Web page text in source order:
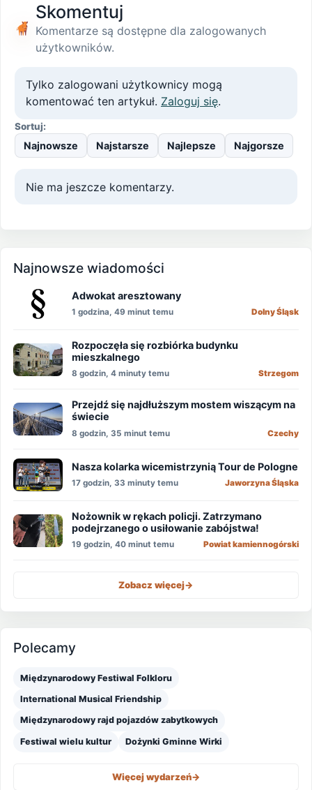
Skomentuj
Komentarze są dostępne dla zalogowanych
użytkowników.
Tylko zalogowani użytkownicy mogą
komentować ten artykuł. Zaloguj się.
Sortuj:
Najnowsze Najstarsze Najlepsze Najgorsze
Nie ma jeszcze komentarzy.
Najnowsze wiadomości
Adwokat aresztowany
1 godzina, 49 minut temu Dolny Śląsk
Rozpoczęła się rozbiórka budynku
mieszkalnego
8 godzin, 4 minuty temu Strzegom
Przejdź się najdłuższym mostem wiszącym na
świecie
8 godzin, 35 minut temu Czechy
Nasza kolarka wicemistrzynią Tour de Pologne
17 godzin, 33 minuty temu Jaworzyna Śląska
Nożownik w rękach policji. Zatrzymano
podejrzanego o usiłowanie zabójstwa!
19 godzin, 40 minut temu Powiat kamiennogórski
Zobacz więcej->
Polecamy
Międzynarodowy Festiwal Folkloru
International Musical Friendship
Międzynarodowy rajd pojazdów zabytkowych
Festiwal wielu kultur Dożynki Gminne Wirki
Więcej wydarzeń->